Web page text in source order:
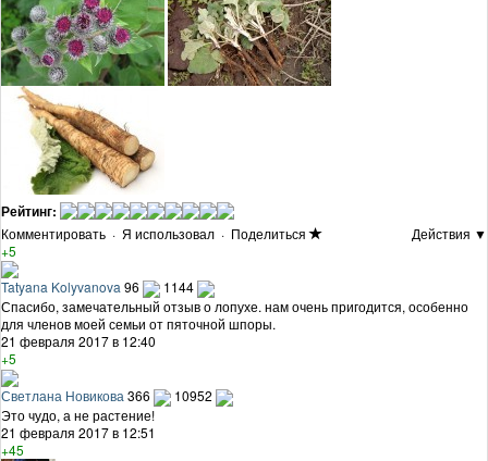
Рейтинг:
Комментировать · Я использовал · Поделиться
Действия ▼
+5
Tatyana Kolyvanova96
1144
Спасибо, замечательный отзыв о лопухе. нам очень пригодится, особенно
для членов моей семьи от пяточной шпоры.
21 февраля 2017 в 12:40
+5
Светлана Новикова 366
10952
Это чудо, а не растение!
21 февраля 2017 в 12:51
+45